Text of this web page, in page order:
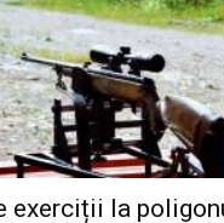
exerciții la